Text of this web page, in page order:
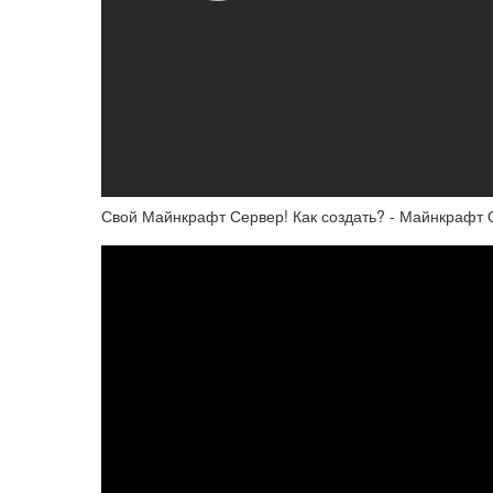
Свой Майнкрафт Сервер! Как создать? - Майнкрафт